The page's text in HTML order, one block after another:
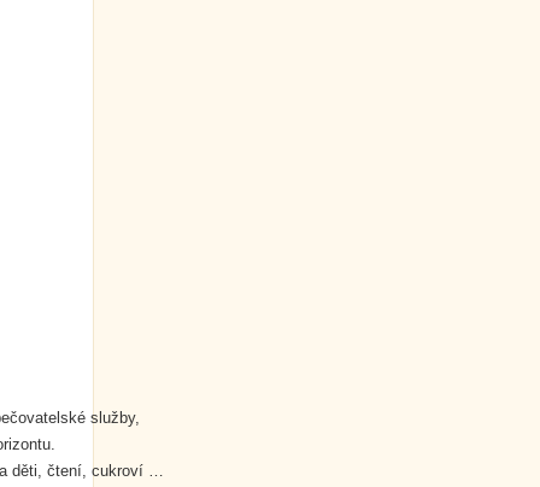
služby,
děti, čtení, cukroví …